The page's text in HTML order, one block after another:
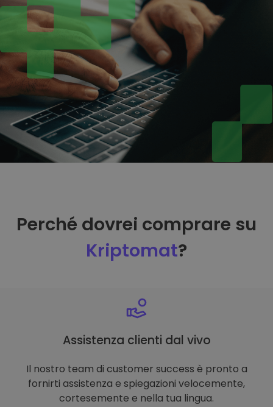
Perché dovrei comprare su
Kriptomat?
Assistenza clienti dal vivo
Il nostro team di customer success è pronto a
fornirti assistenza e spiegazioni velocemente,
cortesemente e nella tua lingua.